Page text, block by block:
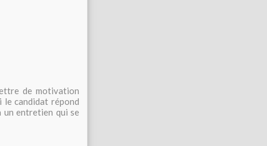
de motivation
le candidat répond
un entretien qui se